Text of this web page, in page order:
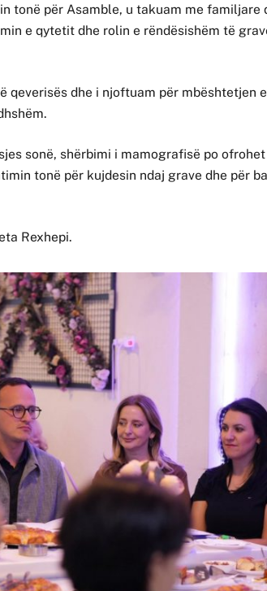
tonë për Asamble, u takuam me familjare
e qytetit dhe rolin e rëndësishëm të
dhe i njoftuam për mbështetjen
sonë, shërbimi i mamografisë po
tonë për kujdesin ndaj grave dhe për
Rexhepi.